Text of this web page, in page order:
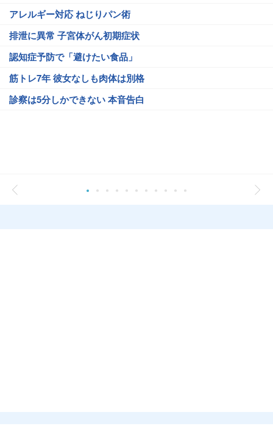
アレルギー対応 ねじりパン術
排泄に異常 子宮体がん初期症状
認知症予防で「避けたい食品」
筋トレ7年 彼女なしも肉体は別格
診察は5分しかできない 本音告白